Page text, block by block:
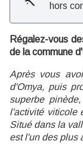
hors
Régalez-vous
de la commune
Après vous
d'Omya, puis
superbe
l'activité viticole
Situé dans la
est l'un des plus